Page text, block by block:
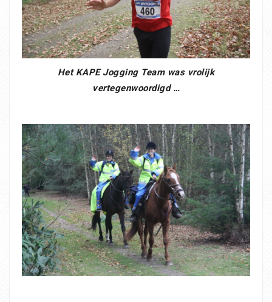
Het KAPE Jogging Team was vrolijk
vertegenwoordigd …